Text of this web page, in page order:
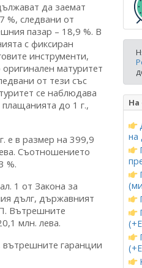
да заемат
%, следвани от
пазар – 18,9 %. В
с фиксиран
инструменти,
матуритет
от тези със
се наблюдава
до 1 г.,
е в размер на 399,9
Съотношението
%.
1 от Закона за
дълг, държавният
Вътрешните
млн. лева.
вътрешните гаранции
На
на